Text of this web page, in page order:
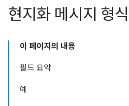
현지화 메시지 형식
이 페이지의 내용
필드 요약
예